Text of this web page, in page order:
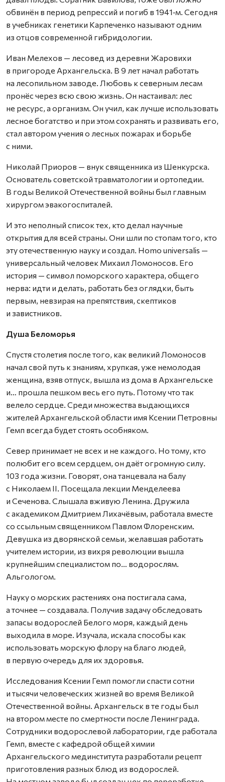
обвинён в период репрессий и погиб в 1941‑м. Сегодня
в учебниках генетики Карпеченко называют одним
из отцов современной гибридологии.
Иван Мелехов — лесовед из деревни Жаровихи
в пригороде Архангельска. В 9 лет начал работать
на лесопильном заводе. Любовь к северным лесам
пронёс через всю свою жизнь. Он настаивал: лес
не ресурс, а организм. Он учил, как лучше использовать
лесное богатст­во и при этом сохранять и развивать его,
стал автором учения о лесных пожарах и борьбе
с ними.
Николай Приоров — внук священника из Шенкурска.
Основатель советской травматологии и ортопедии.
В годы Великой Отечественной войны был главным
хирургом эвакогоспиталей.
И это неполный список тех, кто делал научные
открытия для всей страны. Они шли по стопам того, кто
эту отечественную науку и создал. Homo universalis —
универсальный человек Михаил Ломоносов. Его
история — символ поморского характера, общего
нерва: идти и делать, работать без оглядки, быть
первым, невзирая на препятствия, скептиков
и завистников.
Душа Беломорья
Спустя столетия после того, как великий Ломоносов
начал свой путь к знаниям, хрупкая, уже немолодая
женщина, взяв отпуск, вышла из дома в Архангельске
и… прошла пешком весь его путь. Потому что так
велело сердце. Среди множества выдающихся
жителей Архангельской области имя Ксении Петровны
Гемп всегда будет стоять особняком.
Север принимает не всех и не каждого. Но тому, кто
полюбит его всем сердцем, он даёт огромную силу.
103 года жизни. Говорят, она танцевала на балу
с Николаем II. Посещала лекции Менделеева
и Сеченова. Слышала вживую Ленина. Дружила
с академиком Дмитрием Лихачёвым, работала вместе
со ссыльным священником Павлом Флоренским.
Девушка из дворянской семьи, желавшая работать
учителем истории, из вихря революции вышла
крупнейшим специалистом по… водорослям.
Альгологом.
Науку о морских растениях она постигала сама,
а точнее — создавала. Получив задачу обследовать
запасы водорослей Белого моря, каждый день
выходила в море. Изучала, искала способы как
использовать морскую флору на благо людей,
в первую очередь для их здоровья.
Исследования Ксении Гемп помогли спасти сотни
и тысячи человеческих жизней во время Великой
Отечественной войны. Архангельск в те годы был
на втором месте по смертности после Ленинграда.
Сотрудники водорослевой лаборатории, где работала
Гемп, вместе с кафедрой общей химии
Архангельского мединститута разработали рецепт
приготовления разных блюд из водорослей.